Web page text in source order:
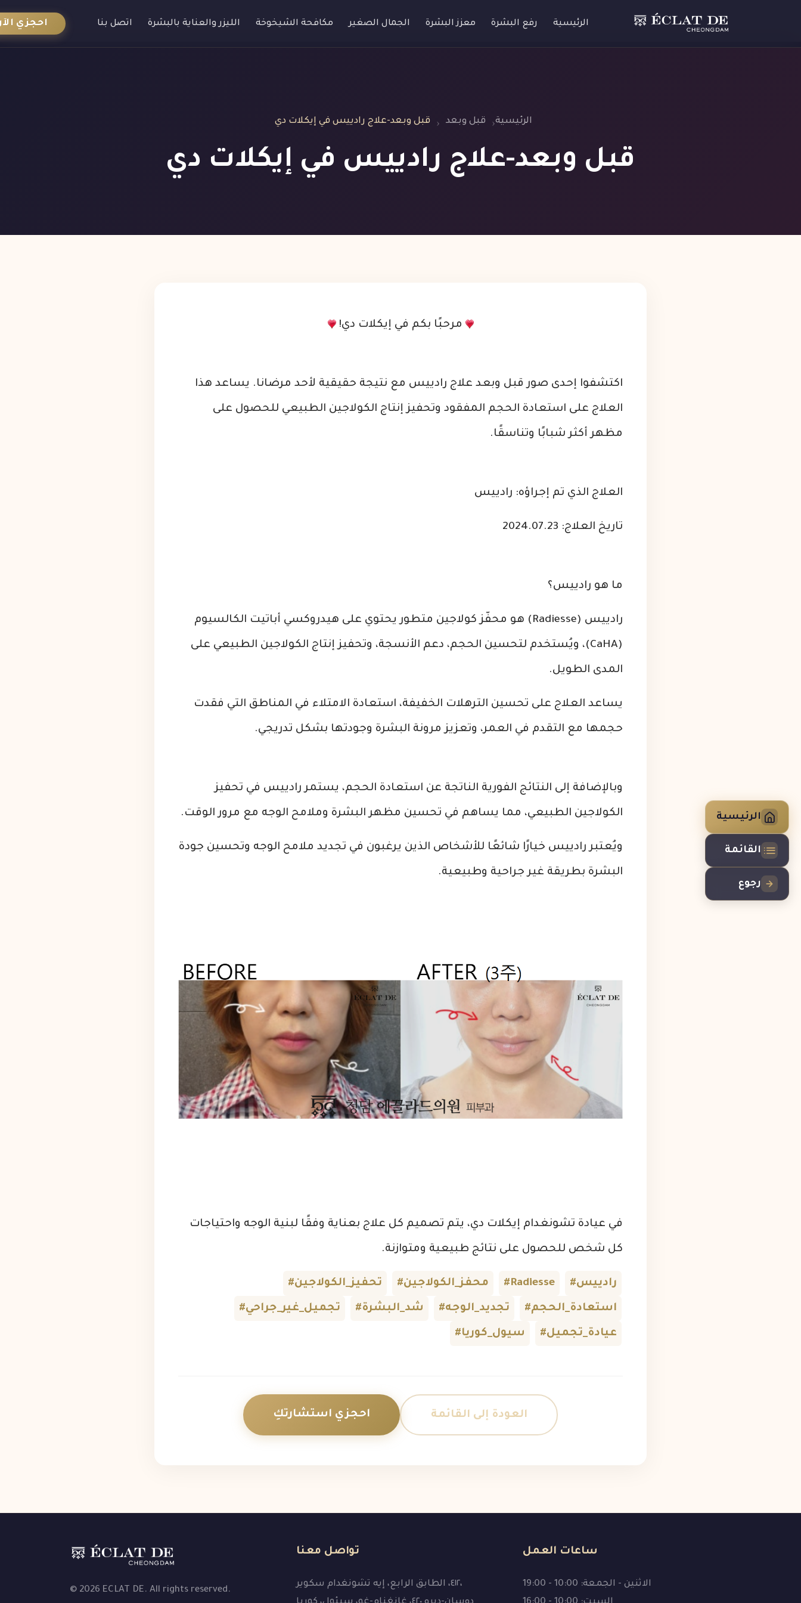
الرئيسية رفع البشرة معزز البشرة الجمال الصغير مكافحة الشيخوخة الليزر والعناية بالبشرة اتصل بنا احجزي
الرئيسية قبل وبعد قبل وبعد-علاج رادييس في إيكلات دي
قبل وبعد-علاج رادييس في إيكلات دي
مرحبًا بكم في إيكلات دي!
اكتشفوا إحدى صور قبل وبعد علاج رادييس مع نتيجة حقيقية لأحد مرضانا. يساعد هذا
العلاج على استعادة الحجم المفقود وتحفيز إنتاج الكولاجين الطبيعي للحصول على
مظهر أكثر شبابًا وتناسقًا.
العلاج الذي تم إجراؤه: رادييس
تاريخ العلاج: 2024.07.23
ما هو رادييس؟
رادييس (Radiesse) هو محفّز كولاجين متطور يحتوي على هيدروكسي أباتيت الكالسيوم
(CaHA)، ويُستخدم لتحسين الحجم، دعم الأنسجة، وتحفيز إنتاج الكولاجين الطبيعي على
المدى الطويل.
يساعد العلاج على تحسين الترهلات الخفيفة، استعادة الامتلاء في المناطق التي فقدت
حجمها مع التقدم في العمر، وتعزيز مرونة البشرة وجودتها بشكل تدريجي.
وبالإضافة إلى النتائج الفورية الناتجة عن استعادة الحجم، يستمر رادييس في تحفيز
الكولاجين الطبيعي، مما يساهم في تحسين مظهر البشرة وملامح الوجه مع مرور الوقت.
ويُعتبر رادييس خيارًا شائعًا للأشخاص الذين يرغبون في تجديد ملامح الوجه وتحسين جودة
البشرة بطريقة غير جراحية وطبيعية.
في عيادة تشونغدام إيكلات دي، يتم تصميم كل علاج بعناية وفقًا لبنية الوجه واحتياجات
كل شخص للحصول على نتائج طبيعية ومتوازنة.
#رادييس #Radiesse #محفز_الكولاجين #تحفيز_الكولاجين
#استعادة_الحجم #تجديد_الوجه #شد_البشرة #تجميل_غير_جراحي
#عيادة_تجميل #سيول_كوريا
العودة إلى القائمة احجزي استشارتكِ
الرئيسية
القائمة
رجوع
© 2026 ECLAT DE. All rights reserved.
تواصل معنا
٤١٢، الطابق الرابع، إيه تشونغدام سكوير،
ساعات العمل
الاثنين - الجمعة: 10:00 - 19:00